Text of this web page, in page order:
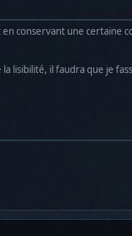
conservant une certaine
lisibilité, il faudra que je